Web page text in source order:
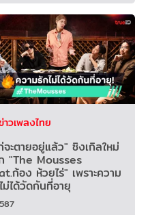
วเพลงไทย
จะตายอยู่แล้ว" ซิงเกิลใหม่
"The Mousses
ก้อง ห้วยไร่" เพราะความ
ม่ได้วัดกันที่อายุ
587